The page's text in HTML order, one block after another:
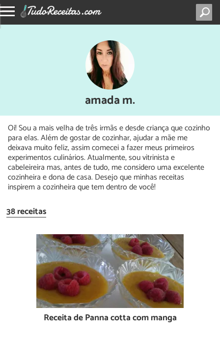
amada m.
Oi! Sou a mais velha de três irmãs e desde criança que cozinho
para elas. Além de gostar de cozinhar, ajudar a mãe me
deixava muito feliz, assim comecei a fazer meus primeiros
experimentos culinários. Atualmente, sou vitrinista e
cabeleireira mas, antes de tudo, me considero uma excelente
cozinheira e dona de casa. Desejo que minhas receitas
inspirem a cozinheira que tem dentro de você!
38 receitas
Receita de Panna cotta com manga